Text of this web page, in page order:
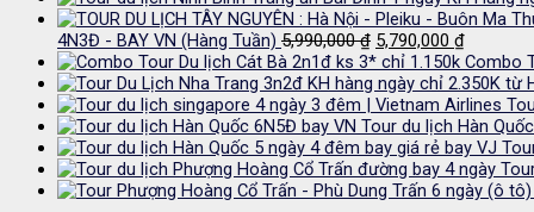
4N3Đ - BAY VN (Hàng Tuần) 5,990,000₫ Giá
gốc
là:
5,990,000 ₫.
5,790,000 ₫Giá
hiện
tại
là:
Combo
Tour du lịch Hàn